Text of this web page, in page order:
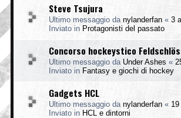
Steve Tsujura
Ultimo messaggio da nylanderfan « 3
Inviato in Protagonisti del passato
Concorso hockeystico
Ultimo messaggio da Under Ashes «
Inviato in Fantasy e giochi di hockey
Gadgets HCL
Ultimo messaggio da nylanderfan «
Inviato in HCL e dintorni